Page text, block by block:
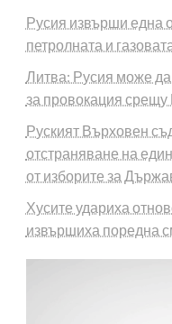
Русия извърши една
петролната и
Литва: Русия може
за провокация
Руският Върховен
отстраняване на
от изборите за
Хусите удариха
извършиха поредна